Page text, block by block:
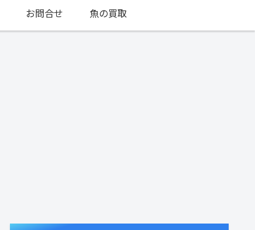
お問合せ 魚の買取